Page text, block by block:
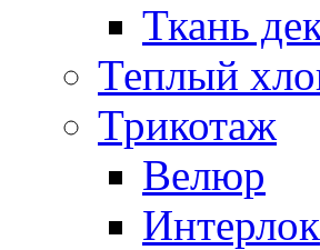
Ткань
Теплый
Трикотаж
Велюр
Интерлок